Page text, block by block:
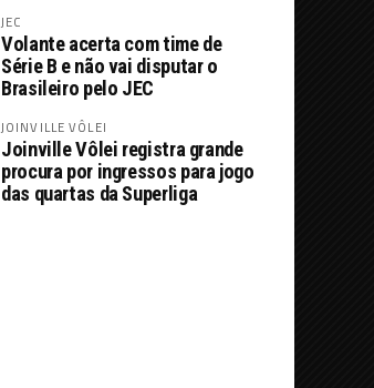
JEC
Volante acerta com time de
Série B e não vai disputar o
Brasileiro pelo JEC
JOINVILLE VÔLEI
Joinville Vôlei registra grande
procura por ingressos para jogo
das quartas da Superliga